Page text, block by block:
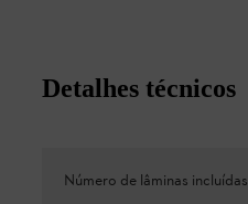
Detalhes técnicos
Número de lâminas incluídas